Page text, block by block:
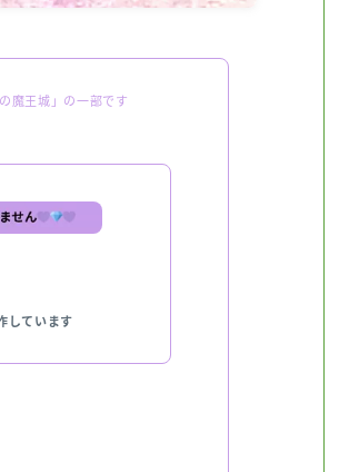
魔王城」の一部です
しています